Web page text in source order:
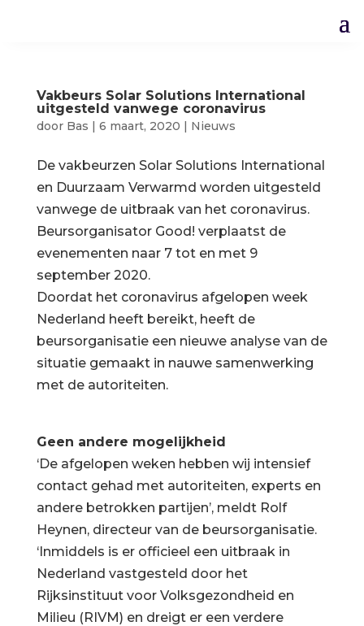
Vakbeurs Solar Solutions International
uitgesteld vanwege coronavirus
door Bas | 6 maart, 2020 | Nieuws
De vakbeurzen Solar Solutions International
en Duurzaam Verwarmd worden uitgesteld
vanwege de uitbraak van het coronavirus.
Beursorganisator Good! verplaatst de
evenementen naar 7 tot en met 9
september 2020.
Doordat het coronavirus afgelopen week
Nederland heeft bereikt, heeft de
beursorganisatie een nieuwe analyse van de
situatie gemaakt in nauwe samenwerking
met de autoriteiten.
Geen andere mogelijkheid
‘De afgelopen weken hebben wij intensief
contact gehad met autoriteiten, experts en
andere betrokken partijen’, meldt Rolf
Heynen, directeur van de beursorganisatie.
‘Inmiddels is er officieel een uitbraak in
Nederland vastgesteld door het
Rijksinstituut voor Volksgezondheid en
Milieu (RIVM) en dreigt er een verdere